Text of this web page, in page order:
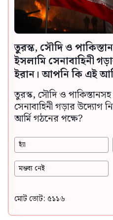
তুরস্ক, সৌদি ও
ইসলামি সেনাবাহিনী
ইরান। আপনি কি এই
তুরস্ক, সৌদি ও
সেনাবাহিনী গড়ার উদ্যোগ
আর্মি গঠনের পক্ষে?
হ্যাঁ
মন্তব্য নেই
মোট ভোট: ৫১১৬